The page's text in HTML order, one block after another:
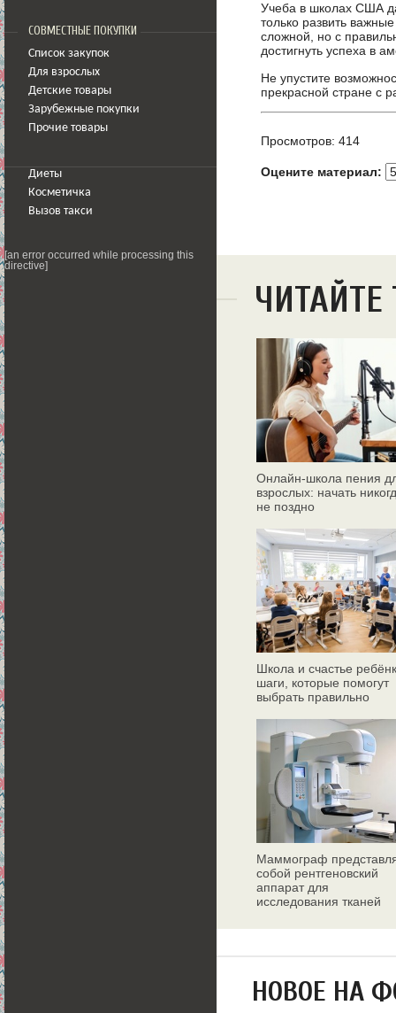
СОВМЕСТНЫЕ ПОКУПКИ
Список закупок
Для взрослых
Детские товары
Зарубежные покупки
Прочие товары
Диеты
Косметичка
Вызов такси
[an error occurred while processing this
directive]
Учеба в школах США
только развить
сложной, но с
достигнуть успеха в
Не упустите
прекрасной стране с
Просмотров: 414
Оцените материал:
Онлайн‑школа пения
взрослых: начать
не поздно
Школа и счастье
шаги, которые помогут
выбрать правильно
Маммограф
собой рентгеновский
аппарат для
исследования тканей
НОВОЕ НА